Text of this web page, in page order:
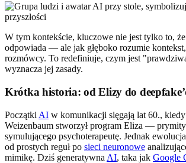
W tym kontekście, kluczowe nie jest tylko to, że
odpowiada — ale jak głęboko rozumie kontekst,
rozmówcy. To redefiniuje, czym jest
wyznacza jej zasady.
Krótka historia: od Elizy do
Początki AI w komunikacji sięgają lat 60., kiedy
Weizenbaum stworzył program Eliza —
symulującego psychoterapeutę. Jednak
od prostych reguł po sieci neuronowe
mimikę. Dziś generatywna AI, taka jak Google